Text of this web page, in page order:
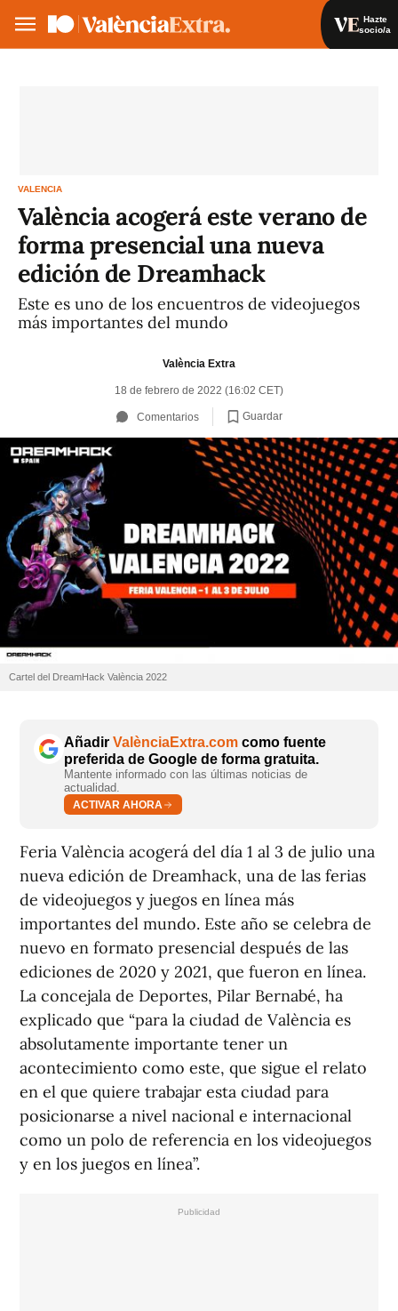
Hazte
socio/a
VALENCIA
València acogerá este verano de
forma presencial una nueva
edición de Dreamhack
Este es uno de los encuentros de videojuegos
más importantes del mundo
València Extra
18 de febrero de 2022 (16:02 CET)
Comentarios Guardar
Cartel del DreamHack València 2022
Añadir ValènciaExtra.com como fuente
preferida de Google de forma gratuita.
Mantente informado con las últimas noticias de
actualidad.
ACTIVAR AHORA
Feria València acogerá del día 1 al 3 de julio una
nueva edición de Dreamhack, una de las ferias
de videojuegos y juegos en línea más
importantes del mundo. Este año se celebra de
nuevo en formato presencial después de las
ediciones de 2020 y 2021, que fueron en línea.
La concejala de Deportes, Pilar Bernabé, ha
explicado que “para la ciudad de València es
absolutamente importante tener un
acontecimiento como este, que sigue el relato
en el que quiere trabajar esta ciudad para
posicionarse a nivel nacional e internacional
como un polo de referencia en los videojuegos
y en los juegos en línea”.